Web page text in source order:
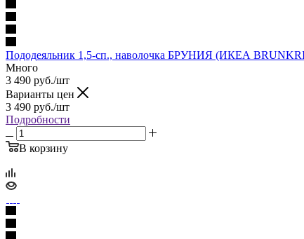
Пододеяльник 1,5-сп., наволочка БРУНИЯ (ИКЕА
Много
3 490 руб./шт
Варианты цен
3 490 руб./шт
Подробности
В корзину